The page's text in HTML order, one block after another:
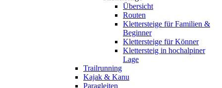
Übersicht
Routen
Klettersteige für Familien &
Beginner
Klettersteige für Könner
Klettersteig in hochalpiner
Lage
Trailrunning
Kajak & Kanu
Paragleiten